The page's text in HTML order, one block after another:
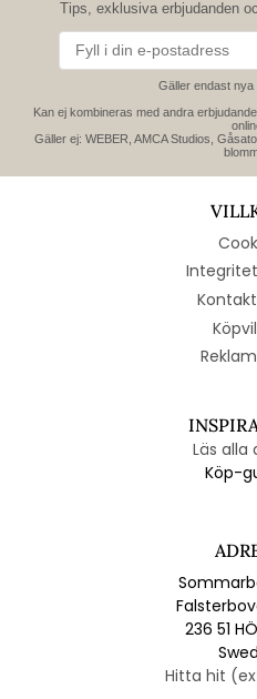
Tips, exklusiva erbjudanden
Gäller endast nya
Kan ej kombineras med andra
Gäller ej: WEBER, AMCA Studios,
Läs alla
Köp-
236 51
Hitta hit